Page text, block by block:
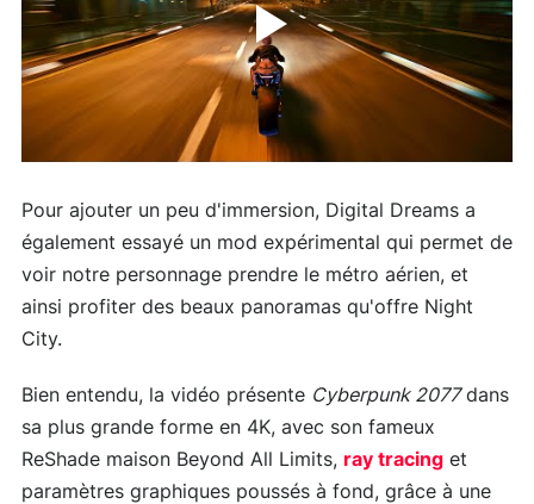
Pour ajouter un peu d'immersion, Digital Dreams a
également essayé un mod expérimental qui permet de
voir notre personnage prendre le métro aérien, et
ainsi profiter des beaux panoramas qu'offre Night
City.
Bien entendu, la vidéo présente Cyberpunk 2077dans
sa plus grande forme en 4K, avec son fameux
ReShade maison Beyond All Limits, ray tracing et
paramètres graphiques poussés à fond, grâce à une